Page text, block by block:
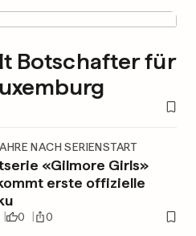
Botschafter für
NACH SERIENSTART
«Gilmore Girls»
erste offizielle
0 0